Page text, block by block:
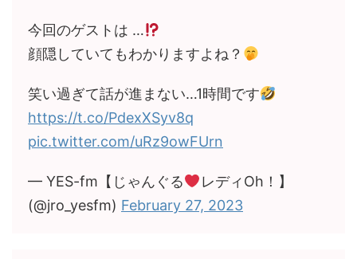
今回のゲストは …
顔隠していてもわかりますよね？
笑い過ぎて話が進まない…1時間です
https://t.co/PdexXSyv8q
pic.twitter.com/uRz9owFUrn
— YES-fm【じゃんぐる
レディOh！】
(@jro_yesfm) February 27, 2023